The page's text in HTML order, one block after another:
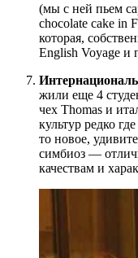
(мы с ней пьем
chocolate cake in
которая,
English Voyage и
жили еще 4
чех Thomas и
культур редко
то новое,
симбиоз —
качествам и